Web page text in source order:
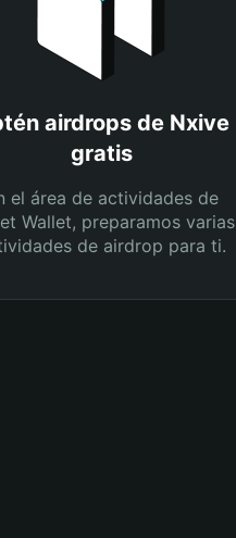
airdrops de Nxive
gratis
el área de actividades de
Wallet, preparamos varias
de airdrop para ti.